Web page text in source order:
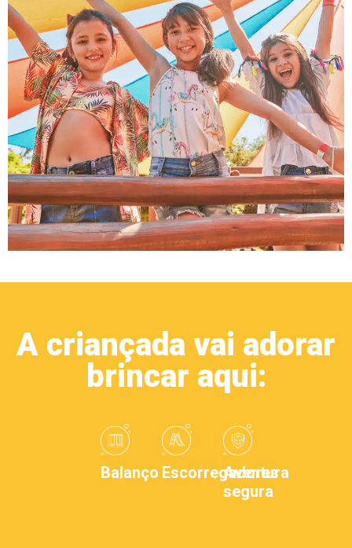
A criançada vai adorar
brincar aqui:
Balanço Escorregadores
Aventura
segura